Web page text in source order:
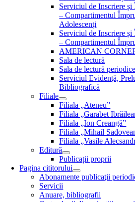
Serviciul de Inscriere
– Compartimentul
Adolescenţi
Serviciul de Inscriere
– Compartimentul
AMERICAN
Sala de lectură
Sala de lectură periodice
Serviciul Evidenţă,
Bibliografică
Filiale
Filiala „Ateneu”
Filiala „Garabet
Filiala „Ion Creangă”
Filiala „Mihail
Filiala „Vasile
Editură
Publicații proprii
Pagina cititorului
Abonamente publicaţii
Servicii
Anuare, bibliografii